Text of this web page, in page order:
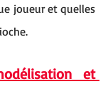
joueur et quelles
et